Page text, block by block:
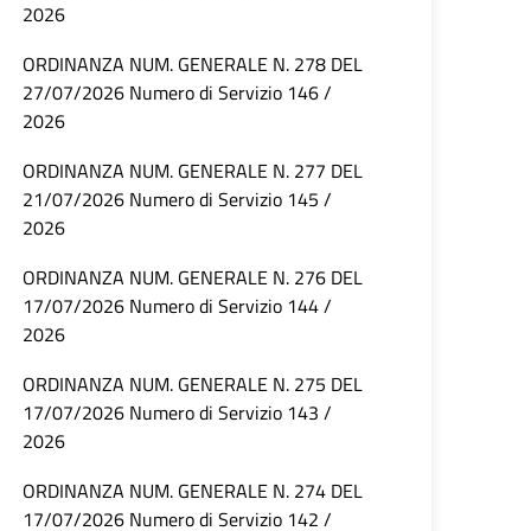
2026
ORDINANZA NUM. GENERALE N. 278 DEL
27/07/2026 Numero di Servizio 146 /
2026
ORDINANZA NUM. GENERALE N. 277 DEL
21/07/2026 Numero di Servizio 145 /
2026
ORDINANZA NUM. GENERALE N. 276 DEL
17/07/2026 Numero di Servizio 144 /
2026
ORDINANZA NUM. GENERALE N. 275 DEL
17/07/2026 Numero di Servizio 143 /
2026
ORDINANZA NUM. GENERALE N. 274 DEL
17/07/2026 Numero di Servizio 142 /